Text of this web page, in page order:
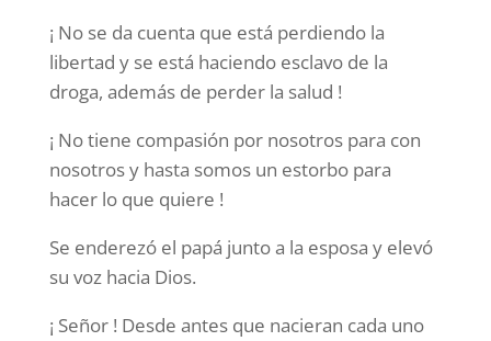
¡ No se da cuenta que está perdiendo la
libertad y se está haciendo esclavo de la
droga, además de perder la salud !
¡ No tiene compasión por nosotros para con
nosotros y hasta somos un estorbo para
hacer lo que quiere !
Se enderezó el papá junto a la esposa y elevó
su voz hacia Dios.
¡ Señor ! Desde antes que nacieran cada uno